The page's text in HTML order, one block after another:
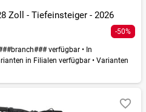
Zoll - Tiefeinsteiger - 2026
-50%
verfügbar • In
in Filialen verfügbar • Varianten